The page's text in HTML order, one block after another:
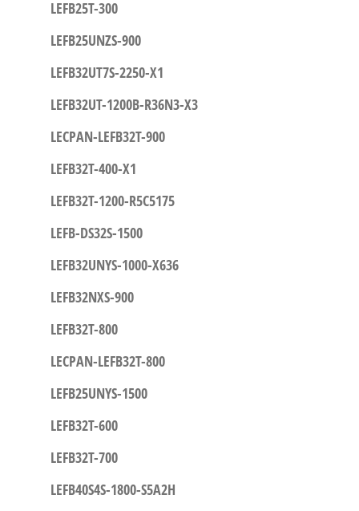
LEFB25T-300
LEFB25UNZS-900
LEFB32UT7S-2250-X1
LEFB32UT-1200B-R36N3-X3
LECPAN-LEFB32T-900
LEFB32T-400-X1
LEFB32T-1200-R5C5175
LEFB-DS32S-1500
LEFB32UNYS-1000-X636
LEFB32NXS-900
LEFB32T-800
LECPAN-LEFB32T-800
LEFB25UNYS-1500
LEFB32T-600
LEFB32T-700
LEFB40S4S-1800-S5A2H